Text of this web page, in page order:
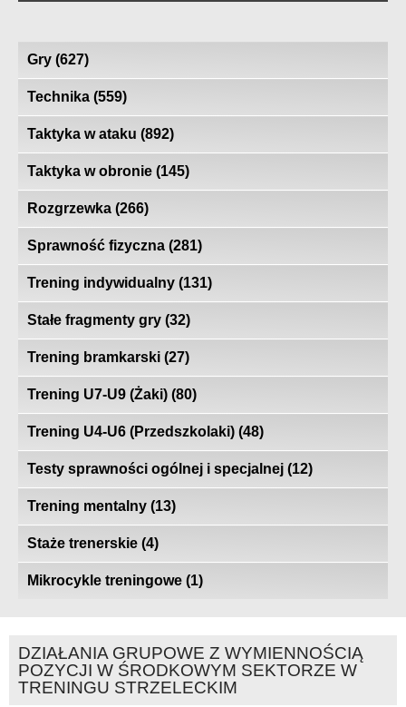
Gry (627)
Technika (559)
Taktyka w ataku (892)
Taktyka w obronie (145)
Rozgrzewka (266)
Sprawność fizyczna (281)
Trening indywidualny (131)
Stałe fragmenty gry (32)
Trening bramkarski (27)
Trening U7-U9 (Żaki) (80)
Trening U4-U6 (Przedszkolaki) (48)
Testy sprawności ogólnej i specjalnej (12)
Trening mentalny (13)
Staże trenerskie (4)
Mikrocykle treningowe (1)
DZIAŁANIA GRUPOWE Z WYMIENNOŚCIĄ
POZYCJI W ŚRODKOWYM SEKTORZE W
TRENINGU STRZELECKIM